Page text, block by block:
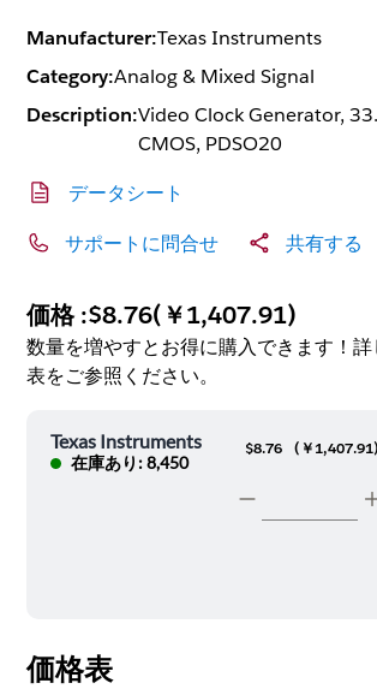
Manufacturer:Texas Instruments
Category:Analog & Mixed Signal
Description:Video Clock Generator,
CMOS, PDSO20
データシート
サポートに問合せ 共有する
価格 :$8.76(￥1,407.91)
数量を増やすとお得に購入できます！
表をご参照ください。
Texas Instruments
在庫あり: 8,450
$8.76 ( ￥1,407.91)
価格表